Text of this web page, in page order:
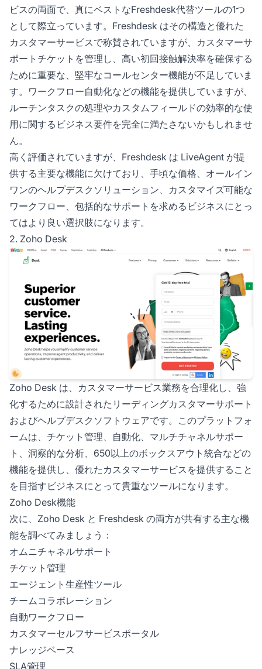
ビスの両面で、真にベストなFreshdesk代替ツールの1つ
として際立っています。Freshdesk はその構造と優れた
カスタマーサービスで称賛されていますが、カスタマーサ
ポートチケットを管理し、高い初回接触解決率を確保する
ために重要な、堅牢なコールセンター機能が不足していま
す。ワークフロー自動化などの機能を提供していますが、
ルーチンタスクの処理やカスタムフィールドの効率的な使
用に関するビジネス要件を完全に満たさないかもしれませ
ん。
高く評価されていますが、Freshdesk は LiveAgent が提
供する主要な機能に欠けており、手頃な価格、オールイン
ワンのヘルプデスクソリューション、カスタマイズ可能な
ワークフロー、包括的なサポートを求めるビジネスにとっ
てはより良い選択肢になります。
2. Zoho Desk
Zoho Desk は、カスタマーサービス業務を合理化し、強
化するために設計されたリーディングカスタマーサポート
およびヘルプデスクソフトウェアです。このプラットフォ
ームは、チケット管理、自動化、マルチチャネルサポー
ト、洞察的な分析、650以上のボックスアウト統合などの
機能を提供し、優れたカスタマーサービスを提供すること
を目指すビジネスにとって貴重なツールになります。
Zoho Desk機能
次に、Zoho Desk と Freshdesk の両方が共有する主な機
能を調べてみましょう：
オムニチャネルサポート
チケット管理
エージェント生産性ツール
チームコラボレーション
自動ワークフロー
カスタマーセルフサービスポータル
ナレッジベース
SLA管理